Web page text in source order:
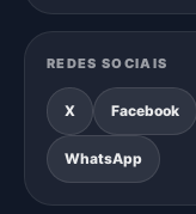
REDES SOCIAIS
X Facebook
WhatsApp